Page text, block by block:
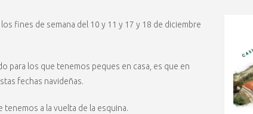
fines de semana del 10 y 11 y 17 y 18 de diciembre
para los que tenemos peques en casa, es que en
fechas navideñas.
tenemos a la vuelta de la esquina.